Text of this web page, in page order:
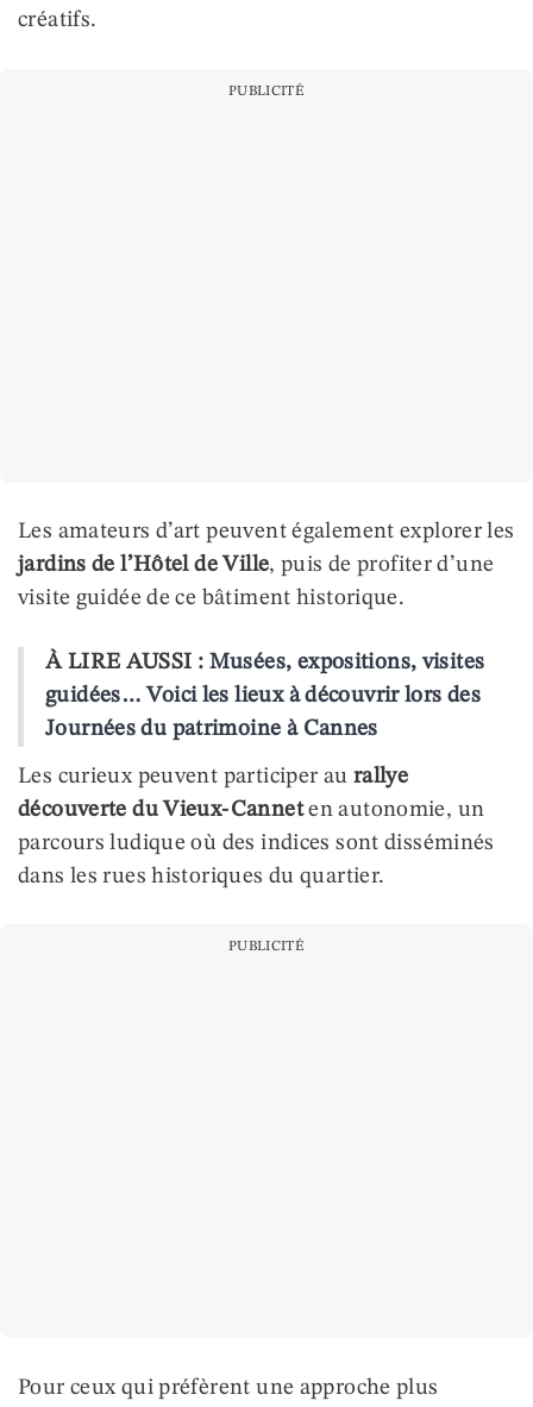
créatifs.
PUBLICITÉ
Les amateurs d’art peuvent également explorer les
jardins de l’Hôtel de Ville, puis de profiter d’une
visite guidée de ce bâtiment historique.
À LIRE AUSSI : Musées, expositions, visites
guidées… Voici les lieux à découvrir lors des
Journées du patrimoine à Cannes
Les curieux peuvent participer au rallye
découverte du Vieux-Canneten autonomie, un
parcours ludique où des indices sont disséminés
dans les rues historiques du quartier.
PUBLICITÉ
Pour ceux qui préfèrent une approche plus